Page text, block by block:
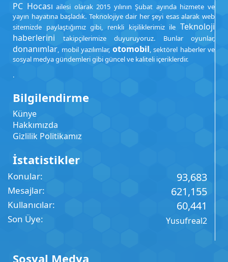
PC Hocası ailesi olarak 2015 yılının Şubat ayında hizmete ve
yayın hayatına başladık. Teknolojiye dair her şeyi esas alarak web
sitemizde paylaştığımız gibi, renkli kişiliklerimiz ile Teknoloji
haberlerini takipçilerimize duyuruyoruz. Bunlar oyunlar,
donanımlar, mobil yazılımlar, otomobil, sektörel haberler ve
sosyal medya gündemleri gibi güncel ve kaliteli içeriklerdir.
.
Bilgilendirme
Künye
Hakkımızda
Gizlilik Politikamız
İstatistikler
Konular 93,683
Mesajlar 621,155
Kullanıcılar 60,441
Son Üye Yusufreal2
Sosyal Medya